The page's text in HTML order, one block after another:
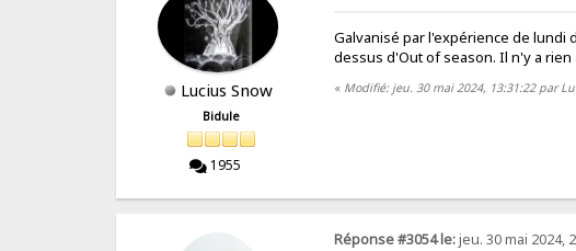
Lucius Snow
Bidule
1955
Galvanisé par l'expérience de lundi
dessus d'Out of season. Il n'y a rien
« Modifié: jeu. 30 mai 2024, 13:31:22 par
Réponse #3054 le:jeu. 30 mai 2024,